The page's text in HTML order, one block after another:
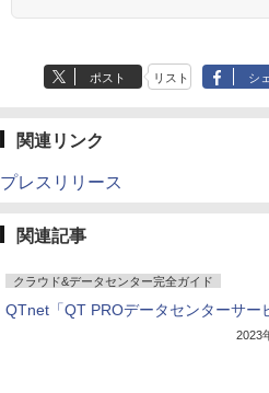
ポスト リスト シ
関連リンク
プレスリリース
関連記事
クラウド&データセンター完全ガイド
QTnet「QT PROデータセンターサー
2023